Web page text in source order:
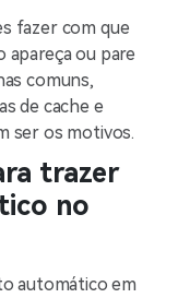
fazer com que
ou pare
comuns,
de cache e
ser os motivos.
trazer
no
automático em